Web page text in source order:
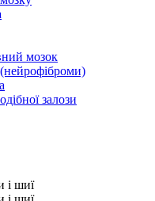
мозок
залози
і шиї